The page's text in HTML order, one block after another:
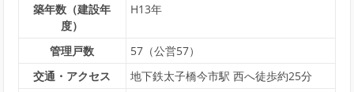
築年数（建設年
度）
H13年
管理戸数
57（公営57）
交通・アクセス
地下鉄太子橋今市駅 西へ徒歩約25分